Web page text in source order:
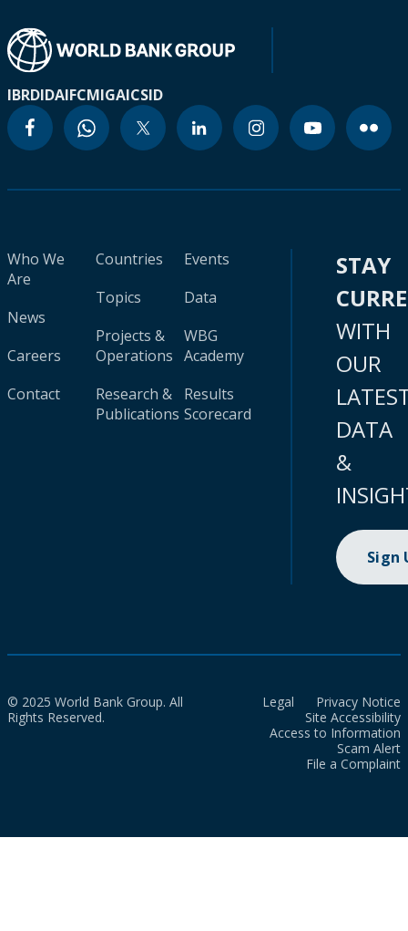
IBRDIDAIFCMIGAICSID
Who We
Are
News
Careers
Contact
Countries
Topics
Projects &
Operations
Research &
Publications
Events
Data
WBG
Academy
Results
Scorecard
STAY
WITH
OUR
DATA
&
Sign
© 2025 World Bank Group. All
Rights Reserved.
Legal
Privacy Notice
Site Accessibility
Access to Information
Scam Alert
File a Complaint